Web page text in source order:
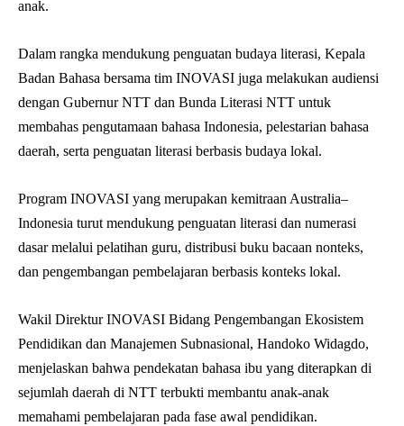
anak.
Dalam rangka mendukung penguatan budaya literasi, Kepala
Badan Bahasa bersama tim INOVASI juga melakukan audiensi
dengan Gubernur NTT dan Bunda Literasi NTT untuk
membahas pengutamaan bahasa Indonesia, pelestarian bahasa
daerah, serta penguatan literasi berbasis budaya lokal.
Program INOVASI yang merupakan kemitraan Australia–
Indonesia turut mendukung penguatan literasi dan numerasi
dasar melalui pelatihan guru, distribusi buku bacaan nonteks,
dan pengembangan pembelajaran berbasis konteks lokal.
Wakil Direktur INOVASI Bidang Pengembangan Ekosistem
Pendidikan dan Manajemen Subnasional, Handoko Widagdo,
menjelaskan bahwa pendekatan bahasa ibu yang diterapkan di
sejumlah daerah di NTT terbukti membantu anak-anak
memahami pembelajaran pada fase awal pendidikan.